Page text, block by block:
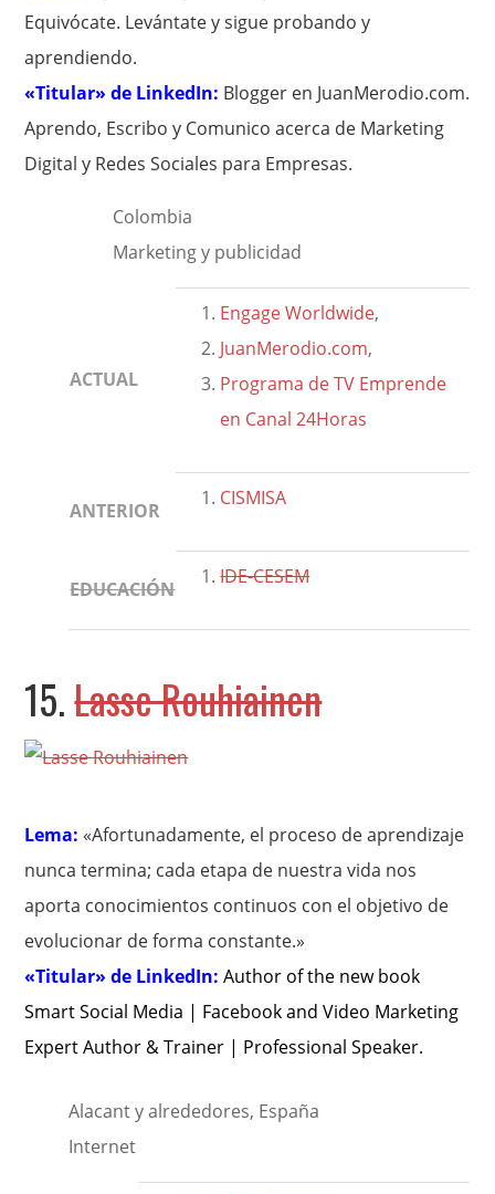
Equivócate. Levántate y sigue probando y
aprendiendo.
«Titular» de LinkedIn: Blogger en JuanMerodio.com.
Aprendo, Escribo y Comunico acerca de Marketing
Digital y Redes Sociales para Empresas.
Colombia
Marketing y publicidad
ACTUAL
Engage Worldwide,
JuanMerodio.com,
Programa de TV Emprende
en Canal 24Horas
ANTERIOR
CISMISA
EDUCACIÓN
IDE-CESEM
15.Lasse Rouhiainen
Lema: «Afortunadamente, el proceso de aprendizaje
nunca termina; cada etapa de nuestra vida nos
aporta conocimientos continuos con el objetivo de
evolucionar de forma constante.»
«Titular» de LinkedIn:Author of the new book
Smart Social Media | Facebook and Video Marketing
Expert Author & Trainer | Professional Speaker.
Alacant y alrededores, España
Internet